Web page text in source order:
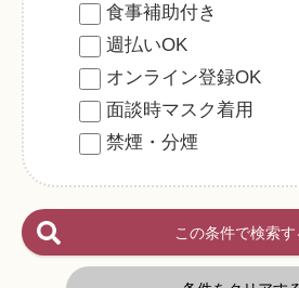
食事補助付き
週払いOK
オンライン登録OK
面談時マスク着用
禁煙・分煙